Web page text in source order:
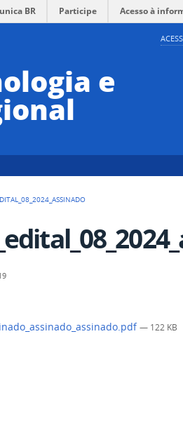
BR Participe Acesso à
e
— 122 KB